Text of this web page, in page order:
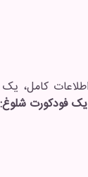
کامل،
فودکورت شلوغ: